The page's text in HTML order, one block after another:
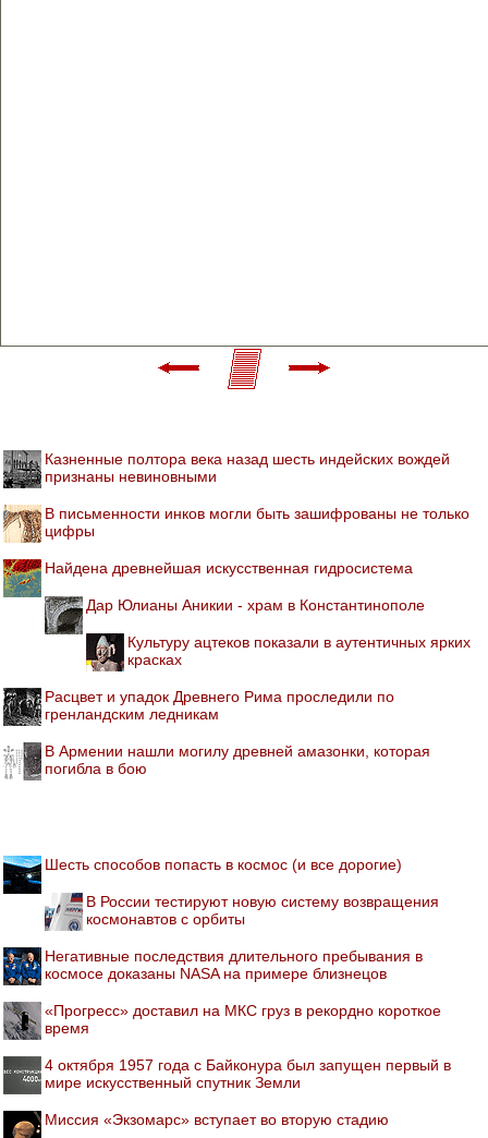
Казненные полтора века назад шесть индейских вождей
признаны невиновными
В письменности инков могли быть зашифрованы не только
цифры
Найдена древнейшая искусственная гидросистема
Дар Юлианы Аникии - храм в Константинополе
Культуру ацтеков показали в аутентичных ярких
красках
Расцвет и упадок Древнего Рима проследили по
гренландским ледникам
В Армении нашли могилу древней амазонки, которая
погибла в бою
Шесть способов попасть в космос (и все дорогие)
В России тестируют новую систему возвращения
космонавтов с орбиты
Негативные последствия длительного пребывания в
космосе доказаны NASA на примере близнецов
«Прогресс» доставил на МКС груз в рекордно короткое
время
4 октября 1957 года с Байконура был запущен первый в
мире искусственный спутник Земли
Миссия «Экзомарс» вступает во вторую стадию